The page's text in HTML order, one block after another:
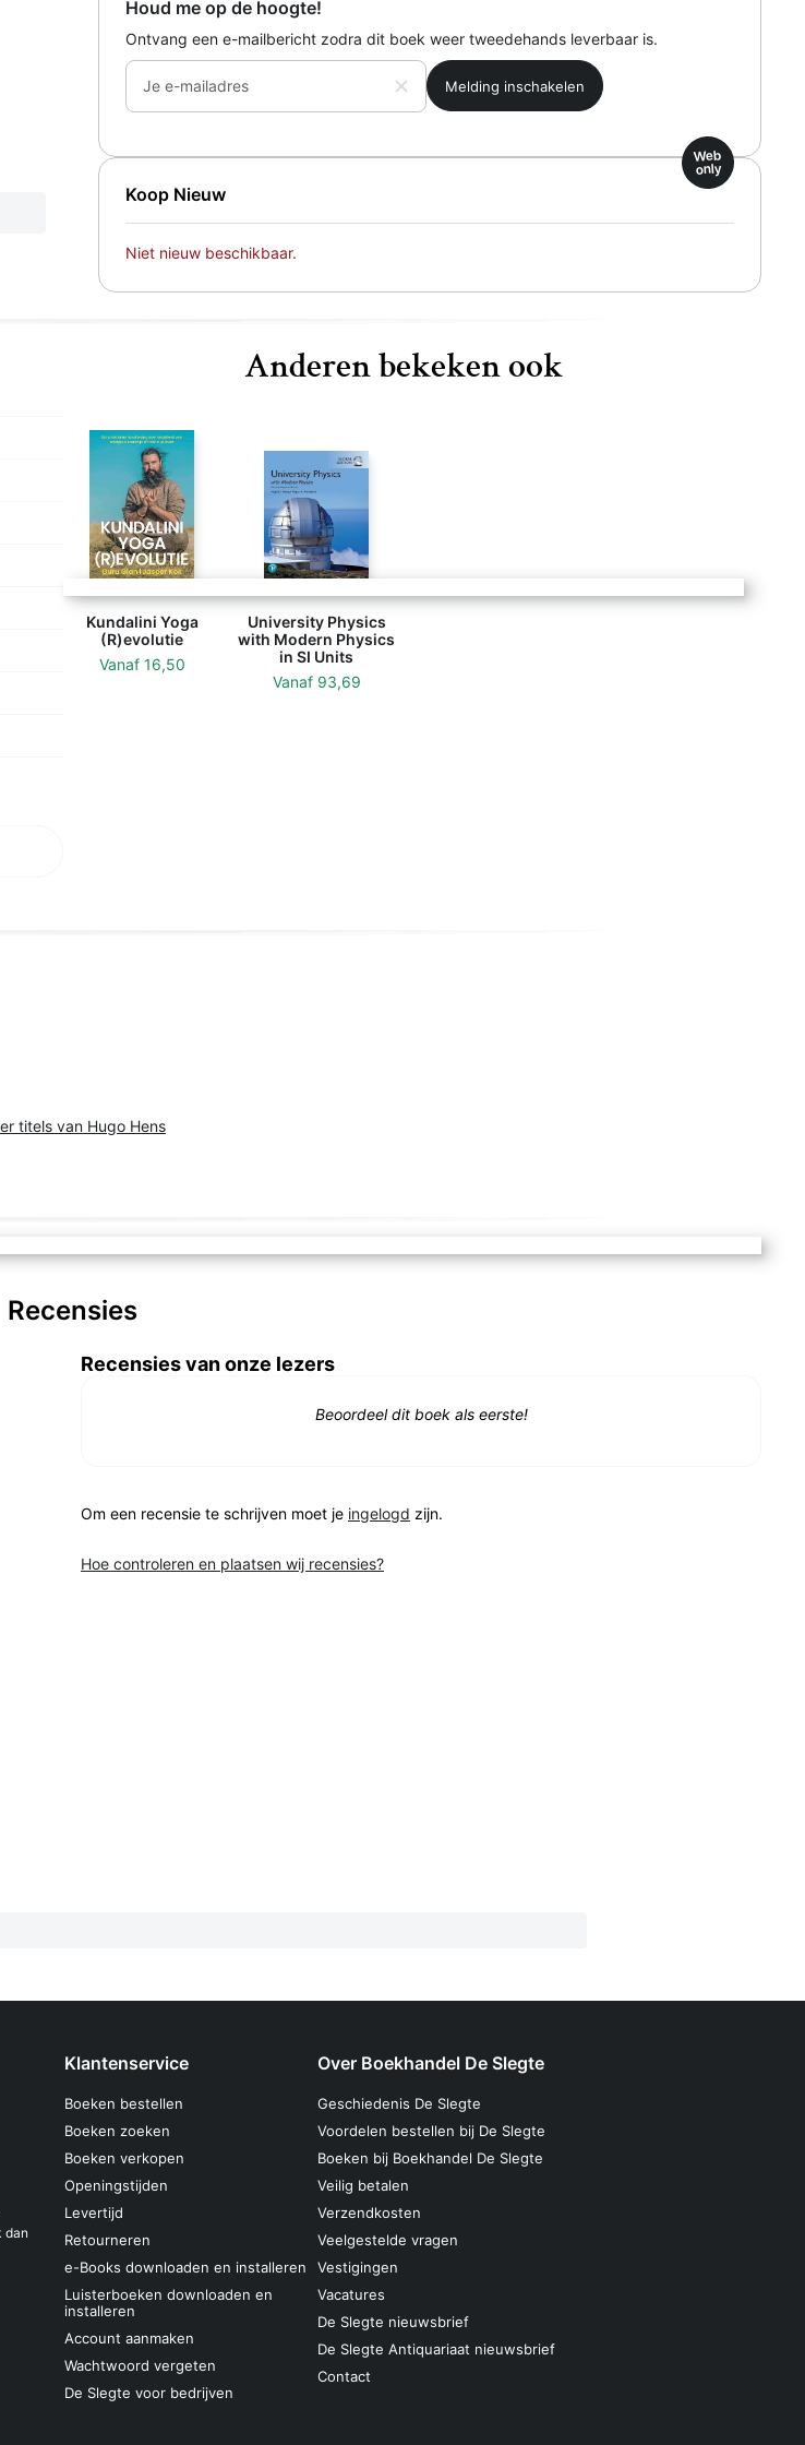
Houd me op de hoogte!
Ontvang een e-mailbericht zodra dit boek weer tweedehands leverbaar is.
Je e-mailadres
Koop Nieuw
Web
only
Niet nieuw beschikbaar.
Anderen bekeken ook
Kundalini Yoga
(R)evolutie
Vanaf 16,50
University Physics
with Modern Physics
in SI Units
Vanaf 93,69
titels van Hugo Hens
Recensies
Recensies van onze lezers
Beoordeel dit boek als eerste!
Om een recensie te schrijven moet je ingelogd zijn.
Hoe controleren en plaatsen wij recensies?
dan
Klantenservice
Boeken bestellen
Boeken zoeken
Boeken verkopen
Openingstijden
Levertijd
Retourneren
e-Books downloaden en installeren
Luisterboeken downloaden en
installeren
Account aanmaken
Wachtwoord vergeten
De Slegte voor bedrijven
Over Boekhandel De Slegte
Geschiedenis De Slegte
Voordelen bestellen bij De Slegte
Boeken bij Boekhandel De Slegte
Veilig betalen
Verzendkosten
Veelgestelde vragen
Vestigingen
Vacatures
De Slegte nieuwsbrief
De Slegte Antiquariaat nieuwsbrief
Contact